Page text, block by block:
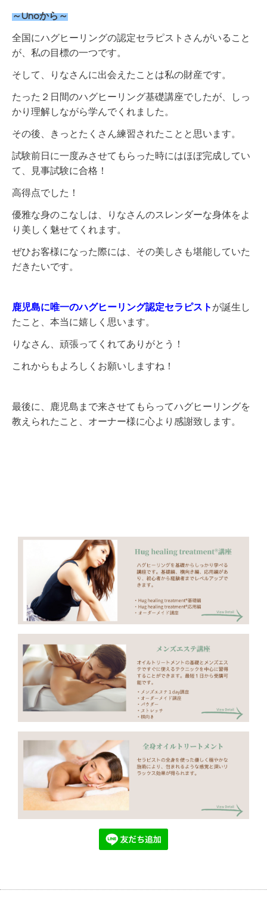
～Unoから～
全国にハグヒーリングの認定セラピストさんがいること
が、私の目標の一つです。
そして、りなさんに出会えたことは私の財産です。
たった２日間のハグヒーリング基礎講座でしたが、しっ
かり理解しながら学んでくれました。
その後、きっとたくさん練習されたことと思います。
試験前日に一度みさせてもらった時にはほぼ完成してい
て、見事試験に合格！
高得点でした！
優雅な身のこなしは、りなさんのスレンダーな身体をよ
り美しく魅せてくれます。
ぜひお客様になった際には、その美しさも堪能していた
だきたいです。
鹿児島に唯一のハグヒーリング認定セラピスト が誕生し
たこと、本当に嬉しく思います。
りなさん、頑張ってくれてありがとう！
これからもよろしくお願いしますね！
最後に、鹿児島まで来させてもらってハグヒーリングを
教えられたこと、オーナー様に心より感謝致します。